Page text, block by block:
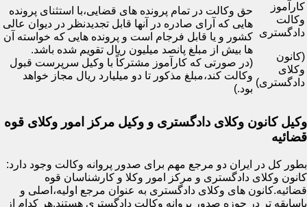
کارآموز
وکالت
دادگستری
(کانون
وکلای
دادگستری)
حق وکالت در تمام پرونده های قضایی،با استثنای پرونده
هایی که آرای صادره در آنها قابل تجدیدنظر در دیوان عالی
کشور و یا قابل فرجام است و پرونده هایی که خواسته آن
ها بیش از مبلغ پانصد میلیون ریال تقویم شده باشد.
(در صورتی که کارآموز مشترکاً با وکیل سرپرست قبول
وکالت کند،مبلغ مذکور تا دو میلیارد ریال مجاز خواهد
بود.)
وکیل کانون وکلای دادگستری و وکیل مرکز امور وکلای قوه
قضائیه
بطور کل در ایران دو مرجع مهم برای صدور پروانه وکالت وجود دارد:
کانون وکلای دادگستری و مرکز امور وکلا و کارشناسان قوه
قضائیه.کانون های وکلای دادگستری به عنوان مرجع اولیه،اصلی و
باسابقه تر در حوزه صدور پروانه وکالت دادگستری هستند.هر کدام از